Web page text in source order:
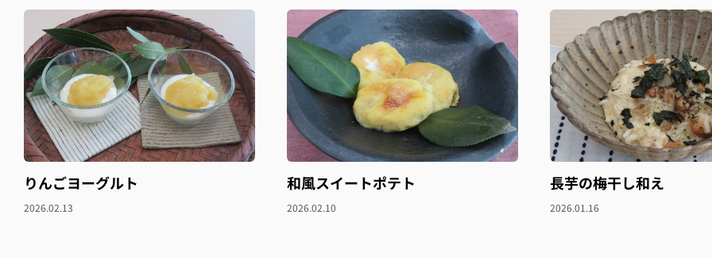
りんごヨーグルト
2026.02.13
和風スイートポテト
2026.02.10
長芋の梅干し和え
2026.01.16